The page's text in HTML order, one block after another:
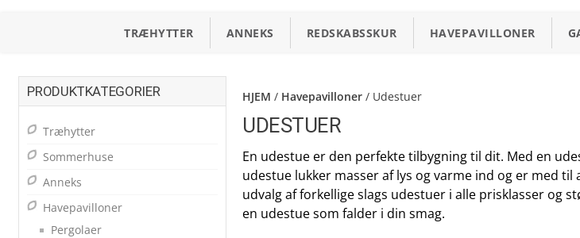
TRÆHYTTER ANNEKS REDSKABSSKUR HAVEPAVILLONER
HJEM / Havepavilloner / Udestuer
UDESTUER
En udestue er den perfekte tilbygning til dit. Med en
udestue lukker masser af lys og varme ind og er med
udvalg af forkellige slags udestuer i alle prisklasser og
en udestue som falder i din smag.
PRODUKTKATEGORIER
Træhytter
Sommerhuse
Anneks
Havepavilloner
Pergolaer